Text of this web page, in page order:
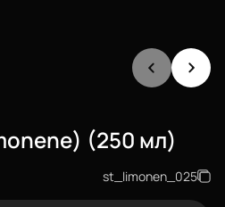
(250 мл)
st_limonen_025